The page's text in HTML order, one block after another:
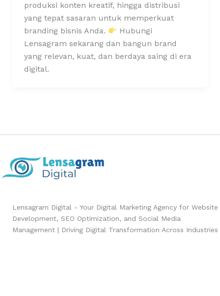
produksi konten kreatif, hingga distribusi
yang tepat sasaran untuk memperkuat
branding bisnis Anda.
Hubungi
Lensagram sekarang dan bangun brand
yang relevan, kuat, dan berdaya saing di era
digital.
Lensagram Digital - Your Digital Marketing Agency for Website
Development, SEO Optimization, and Social Media
Management | Driving Digital Transformation Across Industries